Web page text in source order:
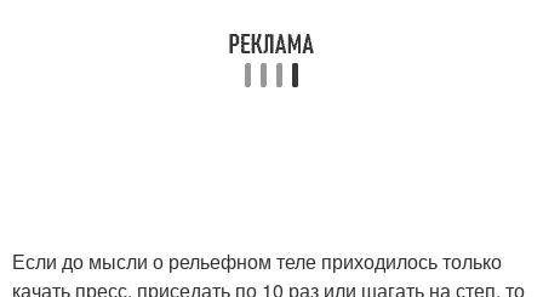
Если до мысли о рельефном теле приходилось только
качать пресс, приседать по 10 раз или шагать на степ, то